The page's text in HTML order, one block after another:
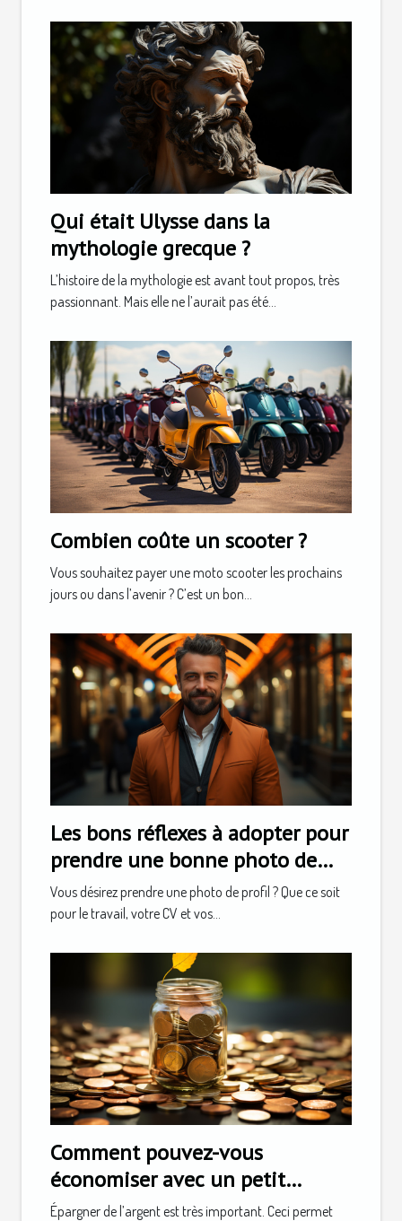
Qui était Ulysse dans la
mythologie grecque ?
L’histoire de la mythologie est avant tout propos, très
passionnant. Mais elle ne l’aurait pas été...
Combien coûte un scooter ?
Vous souhaitez payer une moto scooter les prochains
jours ou dans l’avenir ? C’est un bon...
Les bons réflexes à adopter pour
prendre une bonne photo de
profil
Vous désirez prendre une photo de profil ? Que ce soit
pour le travail, votre CV et vos...
Comment pouvez-vous
économiser avec un petit
revenu ?
Épargner de l’argent est très important. Ceci permet